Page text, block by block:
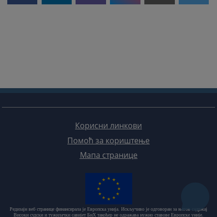
Корисни линкови
Помоћ за кориштење
Мапа странице
Редизајн веб странице финансирала је Европска унија. Искључиво је одговоран за његов садржај
Високи судски и тужилачки савијет БиХ такођер не одражава нужно ставове Европске уније.